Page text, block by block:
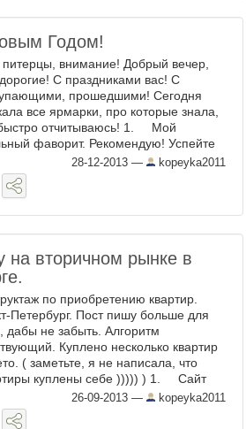
Годом!
внимание! Добрый вечер,
С праздниками вас! С
прошедшими! Сегодня
все ярмарки, про которые знала,
быстро отчитываюсь! 1. Мой
фаворит. Рекомендую! Успейте
завтра обязательно. С ...
28-12-2013 — kopeyka2011
на вторичном рынке в
по приобретению квартир.
Петербург. Пост пишу больше для
дабы не забыть. Алгоритм
Куплено несколько квартир
( заметьте, я не написала, что
куплены себе ))))) ) 1. Сайт
26-09-2013 — kopeyka2011